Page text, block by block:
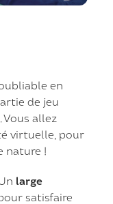
en
de jeu
allez
virtuelle, pour
nature !
large
satisfaire